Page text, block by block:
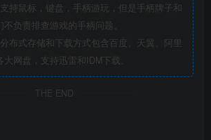
持鼠标，键盘，手柄游玩，但是手柄牌子和
负责排查游戏的手柄问题。
布式存储和下载方式包含百度、天翼、阿里
网盘，支持迅雷和IDM下载。
THE END